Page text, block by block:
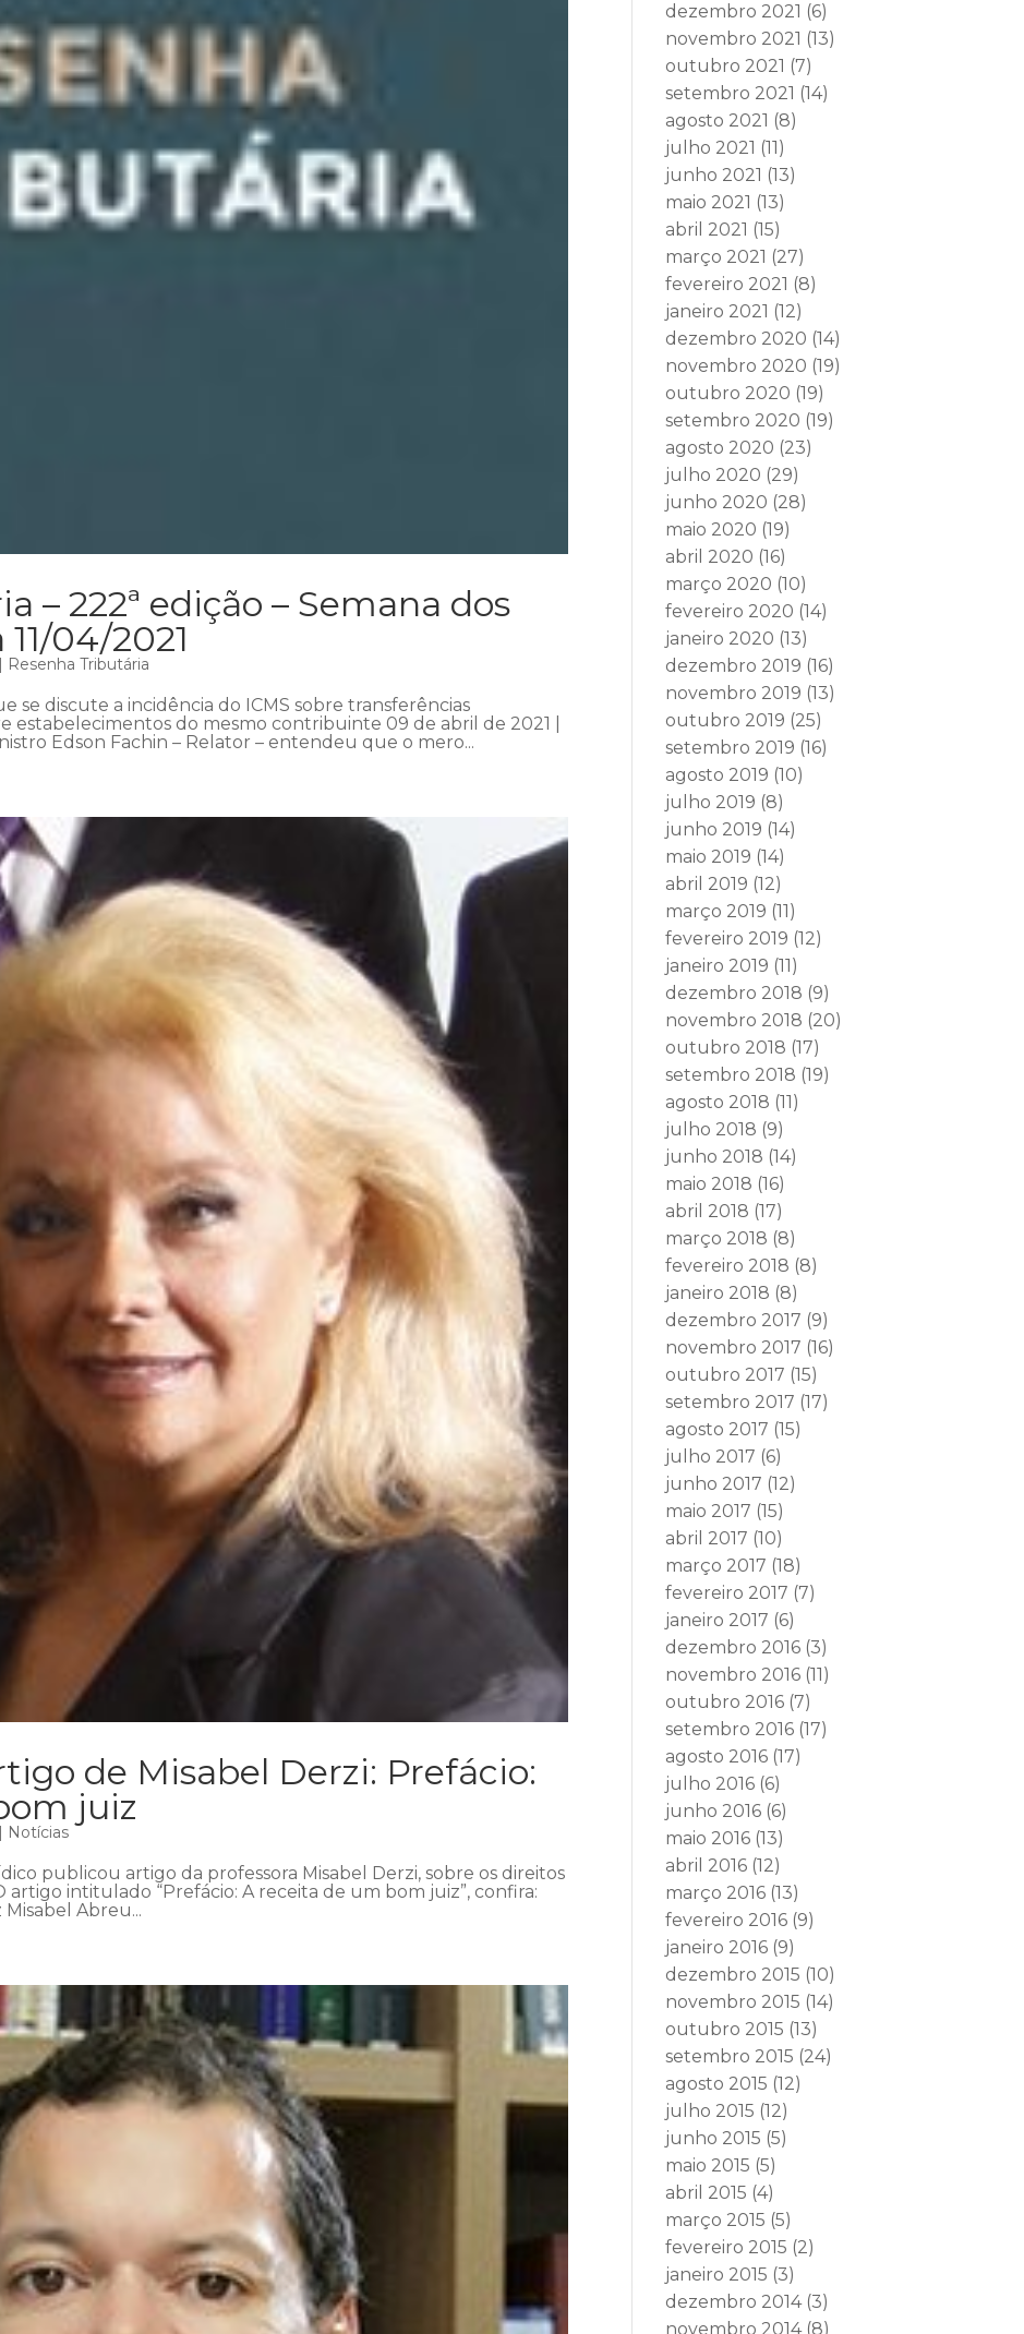
– 222ª edição – Semana dos
04/2021
| Resenha Tributária
se discute a incidência do ICMS sobre transferências
estabelecimentos do mesmo contribuinte 09 de abril de 2021 |
Edson Fachin – Relator – entendeu que o mero...
de Misabel Derzi: Prefácio:
juiz
| Notícias
publicou artigo da professora Misabel Derzi, sobre os direitos
intitulado “Prefácio: A receita de um bom juiz”, confira:
Abreu...
dezembro 2021 (6)
novembro 2021 (13)
outubro 2021 (7)
setembro 2021 (14)
agosto 2021 (8)
julho 2021 (11)
junho 2021 (13)
maio 2021 (13)
abril 2021 (15)
março 2021 (27)
fevereiro 2021 (8)
janeiro 2021 (12)
dezembro 2020 (14)
novembro 2020 (19)
outubro 2020 (19)
setembro 2020 (19)
agosto 2020 (23)
julho 2020 (29)
junho 2020 (28)
maio 2020 (19)
abril 2020 (16)
março 2020 (10)
fevereiro 2020 (14)
janeiro 2020 (13)
dezembro 2019 (16)
novembro 2019 (13)
outubro 2019 (25)
setembro 2019 (16)
agosto 2019 (10)
julho 2019 (8)
junho 2019 (14)
maio 2019 (14)
abril 2019 (12)
março 2019 (11)
fevereiro 2019 (12)
janeiro 2019 (11)
dezembro 2018 (9)
novembro 2018 (20)
outubro 2018 (17)
setembro 2018 (19)
agosto 2018 (11)
julho 2018 (9)
junho 2018 (14)
maio 2018 (16)
abril 2018 (17)
março 2018 (8)
fevereiro 2018 (8)
janeiro 2018 (8)
dezembro 2017 (9)
novembro 2017 (16)
outubro 2017 (15)
setembro 2017 (17)
agosto 2017 (15)
julho 2017 (6)
junho 2017 (12)
maio 2017 (15)
abril 2017 (10)
março 2017 (18)
fevereiro 2017 (7)
janeiro 2017 (6)
dezembro 2016 (3)
novembro 2016 (11)
outubro 2016 (7)
setembro 2016 (17)
agosto 2016 (17)
julho 2016 (6)
junho 2016 (6)
maio 2016 (13)
abril 2016 (12)
março 2016 (13)
fevereiro 2016 (9)
janeiro 2016 (9)
dezembro 2015 (10)
novembro 2015 (14)
outubro 2015 (13)
setembro 2015 (24)
agosto 2015 (12)
julho 2015 (12)
junho 2015 (5)
maio 2015 (5)
abril 2015 (4)
março 2015 (5)
fevereiro 2015 (2)
janeiro 2015 (3)
dezembro 2014(3)
novembro 2014(8)